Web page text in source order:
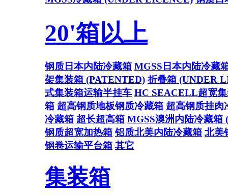
20'箱以上
钢质日本内陆冷藏箱 MGSS日本内陆冷藏
架集装箱 (PATENTED) 折叠箱 (UNDER
式集装箱运输半挂车 HC SEACELL超宽
箱 超高钢质地板钢质冷藏箱 超高钢质挂肉
冷藏箱 超长超高箱 MGSS澳洲内陆冷藏
钢质超宽加热箱 铝质北美内陆冷藏箱 北美
钢卷运输平台箱 其它
集装箱